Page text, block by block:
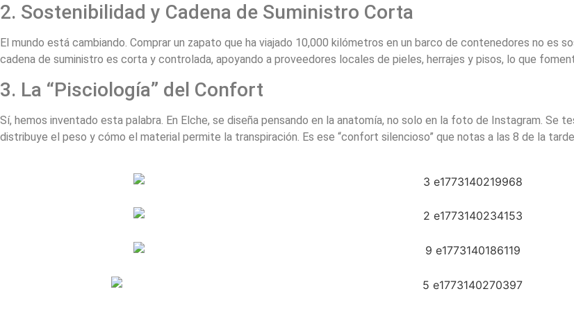
2. Sostenibilidad y Cadena de Suministro Corta
El mundo está cambiando. Comprar un zapato que ha viajado 10,000 kilómetros en un barco de contenedores no es
cadena de suministro es corta y controlada, apoyando a proveedores locales de pieles, herrajes y pisos, lo que
3. La “Pisciología” del Confort
Sí, hemos inventado esta palabra. En Elche, se diseña pensando en la anatomía, no solo en la foto de Instagram. Se
distribuye el peso y cómo el material permite la transpiración. Es ese “confort silencioso” que notas a las 8 de la